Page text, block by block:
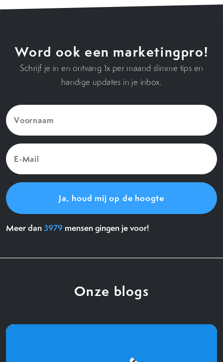
Word ook een marketingpro!
Schrijf je in en ontvang 1x per maand slimme tips en
handige updates in je inbox.
Voornaam
(Vereist)
E-
Mail
(Vereist)
Meer dan3979 mensen gingen je voor!
Onze blogs